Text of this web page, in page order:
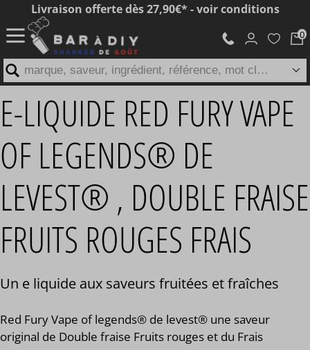
E-LIQUIDE RED FURY VAPE
OF LEGENDS® DE
LEVEST® , DOUBLE FRAISE
FRUITS ROUGES FRAIS
Un e liquide aux saveurs fruitées et fraîches
Red Fury Vape of legends® de levest® une saveur
original de Double fraise Fruits rouges et du Frais
Livraison offerte dès 27,90€* - voir conditions
marque, saveur, ingrédient, référence, mot clé...